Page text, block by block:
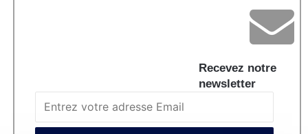
Recevez notre
newsletter